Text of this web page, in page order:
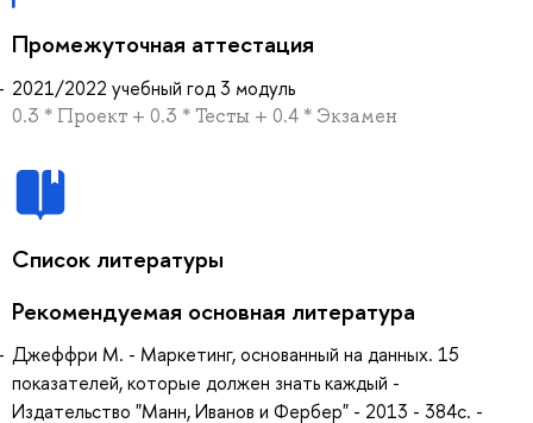
Промежуточная аттестация
2021/2022 учебный год 3 модуль
0.3 * Проект + 0.3 * Тесты + 0.4 * Экзамен
Список литературы
Рекомендуемая основная литература
Джеффри М. - Маркетинг, основанный на данных. 15
показателей, которые должен знать каждый -
Издательство "Манн, Иванов и Фербер" - 2013 - 384с. -